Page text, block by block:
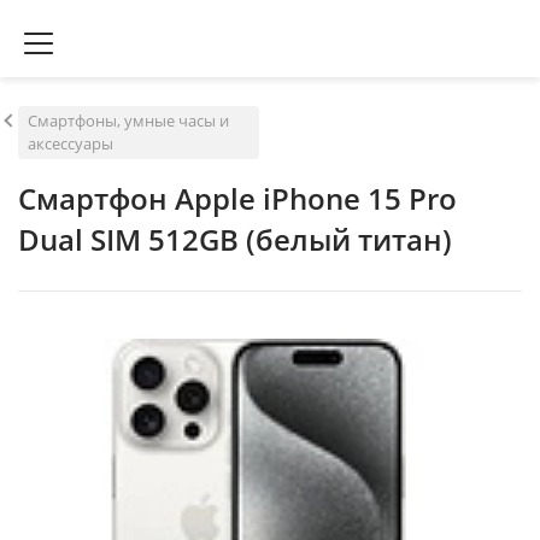
Смартфоны, умные часы и
аксессуары
Смартфон Apple iPhone 15 Pro
Dual SIM 512GB (белый титан)